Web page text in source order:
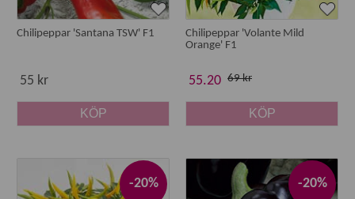
Chilipeppar 'Santana TSW' F1
55 kr
KÖP
Chilipeppar 'Volante Mild
Orange' F1
55.20 69 kr
KÖP
-20% -20%